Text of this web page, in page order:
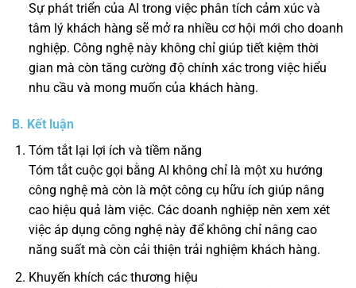
Sự phát triển của AI trong việc phân tích cảm xúc và
tâm lý khách hàng sẽ mở ra nhiều cơ hội mới cho doanh
nghiệp. Công nghệ này không chỉ giúp tiết kiệm thời
gian mà còn tăng cường độ chính xác trong việc hiểu
nhu cầu và mong muốn của khách hàng.
B. Kết luận
Tóm tắt lại lợi ích và tiềm năng
Tóm tắt cuộc gọi bằng AI không chỉ là một xu hướng
công nghệ mà còn là một công cụ hữu ích giúp nâng
cao hiệu quả làm việc. Các doanh nghiệp nên xem xét
việc áp dụng công nghệ này để không chỉ nâng cao
năng suất mà còn cải thiện trải nghiệm khách hàng.
Khuyến khích các thương hiệu